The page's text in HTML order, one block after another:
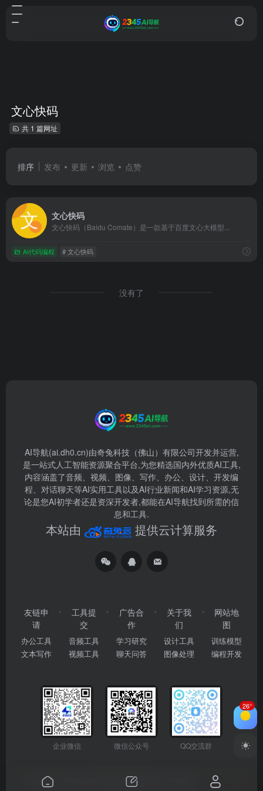
文心快码
共 1 篇网址
排序 发布 更新 浏览 点赞
文心快码
文心快码（Baidu Comate）是一款基于百度文心大模型...
AI代码编程 # 文心快码
没有了
AI导航(ai.dh0.cn)由奇兔科技（佛山）有限公司开发并运营,
是一站式人工智能资源聚合平台,为您精选国内外优质AI工具,
内容涵盖了音频、视频、图像、写作、办公、设计、开发编
程、对话聊天等AI实用工具以及AI行业新闻和AI学习资源,无
论是您AI初学者还是资深开发者,都能在AI导航找到所需的信
息和工具.
本站由 提供云计算服务
友链申
请
办公工具
文本写作
工具提
交
音频工具
视频工具
广告合
作
学习研究
聊天问答
关于我
们
设计工具
图像处理
网站地
图
训练模型
编程开发
企业微信 微信公众号 QQ交流群
Copyright © 2026 粤ICP备2024177666号
26°